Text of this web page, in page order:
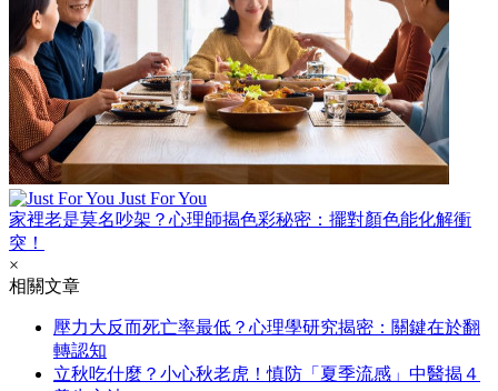
Just For You
家裡老是莫名吵架？心理師揭色彩秘密：擺對顏色能化解衝
突！
×
相關文章
壓力大反而死亡率最低？心理學研究揭密：關鍵在於翻
轉認知
立秋吃什麼？小心秋老虎！慎防「夏季流感」中醫揭４